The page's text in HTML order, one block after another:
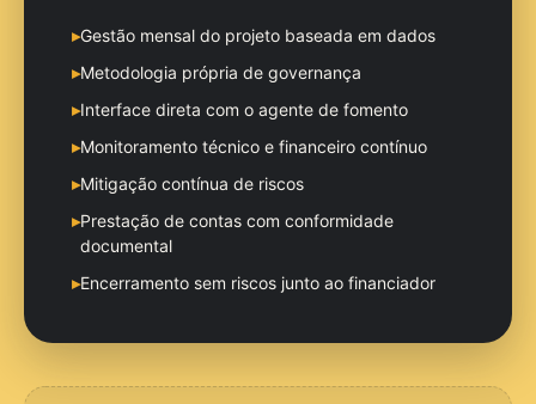
▸Gestão mensal do projeto baseada em dados
▸Metodologia própria de governança
▸Interface direta com o agente de fomento
▸Monitoramento técnico e financeiro contínuo
▸Mitigação contínua de riscos
▸Prestação de contas com conformidade
documental
▸Encerramento sem riscos junto ao financiador